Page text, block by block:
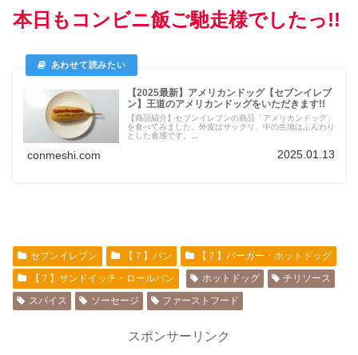
本日もコンビニ飯ご馳走様でしたっ!!
【2025最新】アメリカンドッグ【セブンイレブ
ン】王道のアメリカンドッグをいただきます!!
【商品紹介】セブンイレブンの商品「アメリカンドッグ」
を食べてみました。外皮はサックリ、中の生地はふんわり
とした食感です。...
conmeshi.com 2025.01.13
セブンイレブン 【７】パン
【７】バーガー・ホットドッグ
【７】サンドイッチ・ロールパン
ホットドッグ
チリソース
スパイス
ソーセージ ファーストフード
スポンサーリンク